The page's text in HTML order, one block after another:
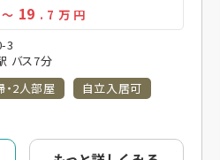
～ 19 . 7 万 円
3
バス7分
・2人部屋
自立入居可